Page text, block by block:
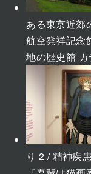
ある東京近郊
航空発祥記念
地の歴史館
り 2 / 精神疾